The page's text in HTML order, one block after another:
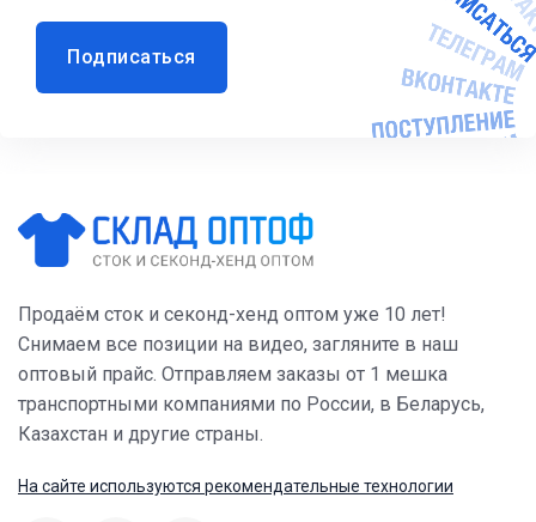
Подписаться
Продаём сток и секонд-хенд оптом уже 10 лет!
Снимаем все позиции на видео, загляните в наш
оптовый прайс. Отправляем заказы от 1 мешка
транспортными компаниями по России, в Беларусь,
Казахстан и другие страны.
На сайте используются рекомендательные технологии